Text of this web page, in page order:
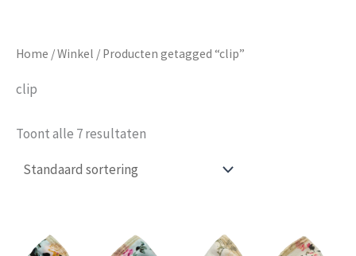
Home /Winkel / Producten getagged “clip”
clip
Toont alle 7 resultaten